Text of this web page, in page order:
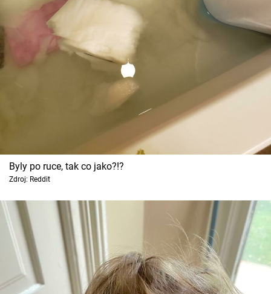
Byly po ruce, tak co jako?!?
Zdroj: Reddit